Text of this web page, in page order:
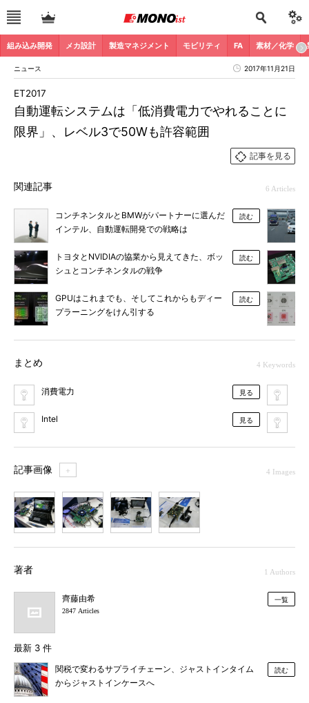
組み込み開発 メカ設計 製造マネジメント モビリティ FA 素材／化学
ニュース 2017年11月21日
自動運転システムは「低消費電力でやれることに
限界」、レベル3で50Wも許容範囲
ET2017
記事を見る
関連記事 6 Articles
コンチネンタルとBMWがパートナーに選んだ
インテル、自動運転開発での戦略は
読む
トヨタとNVIDIAの協業から見えてきた、ボッ
シュとコンチネンタルの戦争
読む
GPUはこれまでも、そしてこれからもディー
プラーニングをけん引する
読む
まとめ 4 Keywords
消費電力 見る
Intel 見る
記事画像 ＋ 4 Images
著者 1 Authors
齊藤由希
2847 Articles
一覧
最新 3 件
関税で変わるサプライチェーン、ジャストインタイム
からジャストインケースへ
読む